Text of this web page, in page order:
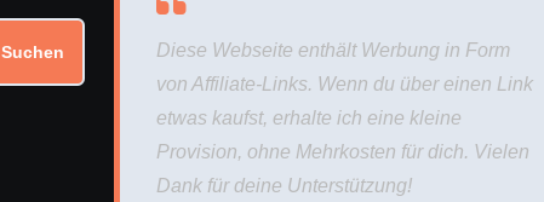
Suchen
Diese Webseite enthält Werbung in Form
von Affiliate-Links. Wenn du über einen Link
etwas kaufst, erhalte ich eine kleine
Provision, ohne Mehrkosten für dich. Vielen
Dank für deine Unterstützung!